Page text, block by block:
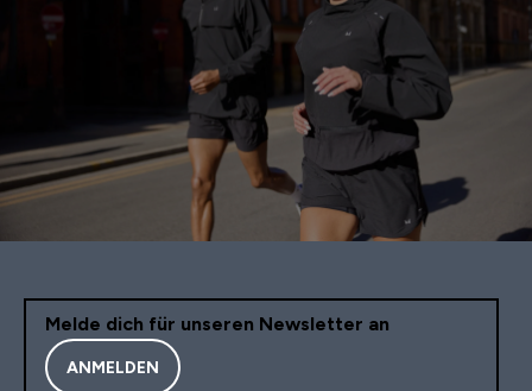
Melde dich für unseren Newsletter an
ANMELDEN